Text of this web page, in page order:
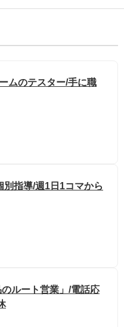
ムのテスター/手に職
指導/週1日1コマから
ルート営業」/電話応